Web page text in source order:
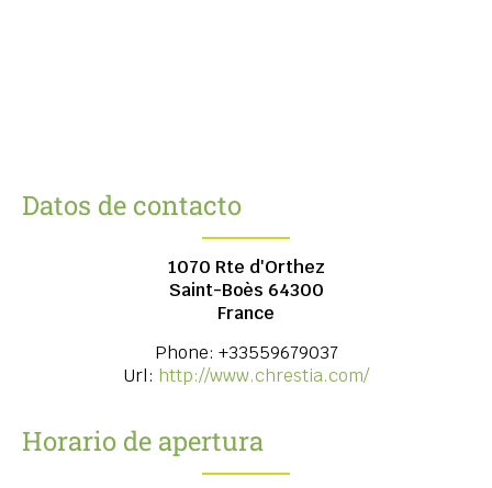
Datos de contacto
1070 Rte d'Orthez
Saint-Boès 64300
France
Phone: +33559679037
Url: http://www.chrestia.com/
Horario de apertura